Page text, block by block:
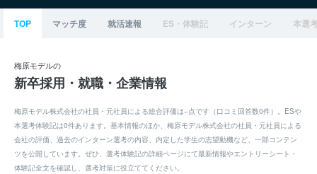
TOP マッチ度 就活速報 ES・体験記 インターン 本選
梅原モデルの
新卒採用・就職・企業情報
梅原モデル株式会社の社員・元社員による総合評価は--点です（口コミ回答数0件）。ESや
本選考体験記は0件あります。基本情報のほか、梅原モデル株式会社の社員・元社員による
会社の評価、過去のインターン選考の内容、内定した学生の志望動機など、一部コンテン
ツを公開しています。ぜひ、選考体験記の詳細ページにて最新情報やエントリーシート・
体験記全文を確認し、選考対策に役立ててください。